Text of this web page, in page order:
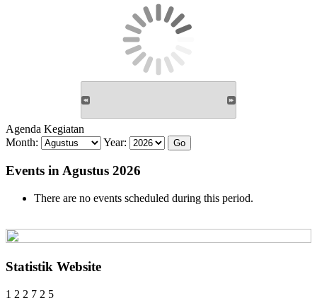
Agenda Kegiatan
Month:
Year:
Events in Agustus 2026
There are no events scheduled during this period.
Statistik Website
1 2 2 7 2 5